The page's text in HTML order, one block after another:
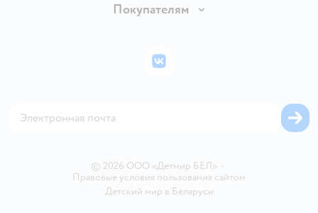
Правила продажи
Политика использования файлов cookie
Вакансии
Покупателям
Бонусные карты
© 2026 ООО «Детмир БЕЛ» •
Правовые условия пользования сайтом
Детский мир в Беларуси
ВКонтакте